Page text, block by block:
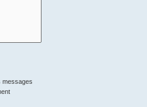
messages